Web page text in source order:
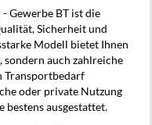
Gewerbe BT ist die
Sicherheit und
Modell bietet Ihnen
sondern auch zahlreiche
Transportbedarf
oder private Nutzung
bestens ausgestattet.